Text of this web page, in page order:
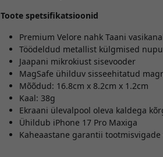
Toote spetsifikatsioonid
Premium Velore nahk Taani
Töödeldud metallist külgmised
Jaapani mikrokiust sisevooder
MagSafe ühilduv sisseehitatud
Mõõdud: 16.8cm x 8.2cm x 1.2cm
Kaal: 38g
Ekraani ülevalpool oleva kaldega
Ühildub iPhone 17 Pro Maxiga
Kaheaastane garantii tootmisvigade